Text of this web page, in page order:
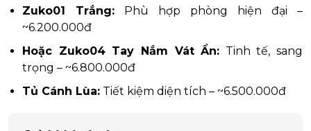
Zuko01 Trắng: Phù hợp phòng hiện đại –
~6.200.000đ
Hoặc Zuko04 Tay Nắm Vát Ẩn: Tinh tế, sang
trọng – ~6.800.000đ
Tủ Cánh Lùa: Tiết kiệm diện tích – ~6.500.000đ